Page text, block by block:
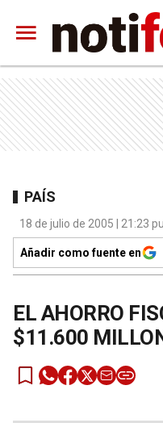
PAÍS
18 de julio de 2005 | 21:23
Añadir como fuente en
EL AHORRO
$11.600